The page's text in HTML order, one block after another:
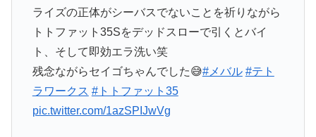
ライズの正体がシーバスでないことを祈りながら
トトファット35Sをデッドスローで引くとバイ
ト、そして即効エラ洗い笑
残念ながらセイゴちゃんでした😅#メバル #テト
ラワークス #トトファット35
pic.twitter.com/1azSPIJwVg